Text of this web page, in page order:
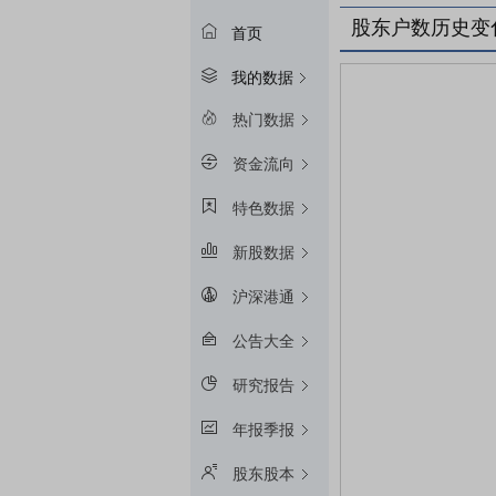
首页
我的数据
热门数据
资金流向
特色数据
新股数据
沪深港通
公告大全
研究报告
年报季报
股东股本
股东户数历史